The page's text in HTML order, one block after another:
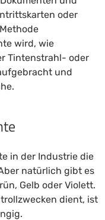
oder
wird, wie
Tintenstrahl- oder
und
in der Industrie die
natürlich gibt es
Gelb oder Violett.
dient, ist